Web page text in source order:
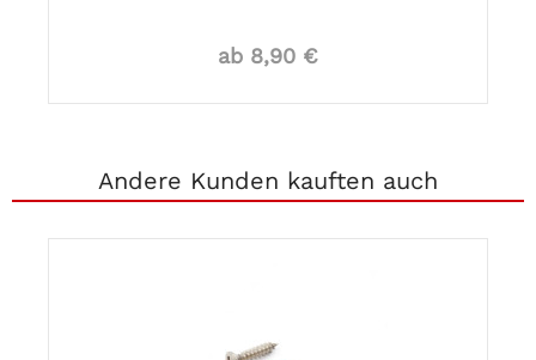
ab 8,90 €
Andere Kunden kauften auch